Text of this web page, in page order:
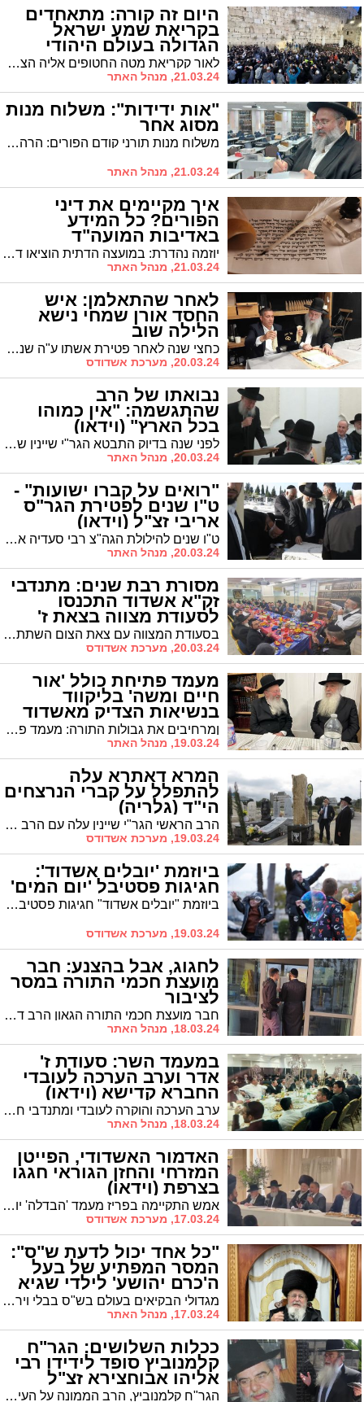
היום זה קורה: מתאחדים
בקריאת שמע ישראל
הגדולה בעולם היהודי
לאור קקריאת מטה החטופים אליה הצטרפו הרבנים הראשיים לישראל: כולנו מצטרפים לאמירת 'קריאת שמע' יחד עם כל העם היהודי
21.03.24, מנהל האתר
"אות ידידות": משלוח מנות
מסוג אחר
משלוח מנות תורני קודם הפורים: הרה"צ החיד"א אברג'ל שלח את ספרו שו"ת "ימי הפורים" לרב עובדיה דהן יו"ר המועצה הדתית
21.03.24, מנהל האתר
איך מקיימים את דיני
הפורים? כל המידע
באדיבות המועה"ד
יוזמה נהדרת: במועצה הדתית הוציאו דפי הנחיות לקראת מצוות והנהגות "ימי הפורים"
21.03.24, מנהל האתר
לאחר שהתאלמן: איש
החסד אורן שמחי נישא
הלילה שוב
כחצי שנה לאחר פטירת אשתו ע"ה שנפטרה לאחר מחלה קשה, שמחים הערב חבריו הרבים של ר' אורן בשמחתו עם הקמת ביתו בשנית. באירוע נכחו כל המי ומי
20.03.24, מערכת אשדודס
נבואתו של הרב
שהתגשמה: "אין כמוהו
בכל הארץ" (וידאו)
לפני שנה בדיוק התבטא הגר"י שיינין שליט"א: "אין כדוגמתו של ראש העיר ד"ר לסרי כמדומני בכל הארץ". שנה אחרי והנבואה התממשה
20.03.24, מנהל האתר
"רואים על קברו ישועות" -
ט"ו שנים לפטירת הגר"ס
אריבי זצ"ל (וידאו)
ט"ו שנים להילולת הגה"צ רבי סעדיה אריבי זצ"ל: הרב עובדיה דהן יו"ר המועה"ד מציין כי זוכים לראות ישועות על קברו * הגר"ח קלמנוביץ: "חדרו הצנוע של הרב זצ"ל ברבנות שימש לרבים כתל תלפיות למענה לציבור"
20.03.24, מנהל האתר
מסורת רבת שנים: מתנדבי
זק"א אשדוד התכנסו
לסעודת מצווה בצאת ז'
אדר בסעודת המצווה עם צאת הצום השתתפו מתנדבי הארגון באשדוד. מפקד המרחב אבי דרעי חיזק את ידי המתנדבים ואמר כי הם חוד החנית של כבוד המתים. מנכ"ל זק"א, דובי ויסנשטרן: "אני תפילה כי זכותו של משה רבינו ע"ה יעמוד לנו לזכות"
20.03.24, מערכת אשדודס
מעמד פתיחת כולל 'אור
חיים ומשה' בליקווד
בנשיאות הצדיק מאשדוד
ןמרחיבים את גבולות התורה: מעמד פתיחת הכולל 'אור חיים ומשה' בנשיאות האדמו"ר הגה"צ רבי דוד חנניה פינטו שליט"א נשיא ממלכת התורה "אורות חיים ומשה" בליקווד שבארה"ב
19.03.24, מנהל האתר
המרא דאתרא עלה
להתפלל על קברי הנרצחים
הי"ד (גלריה)
הרב הראשי הגר"י שיינין עלה עם הרב עובדיה דהן עם תלמידי ישיבה על קברם של הנרצחים בטבח שמחת תורה בחלקה המיוחדת לזכרם
19.03.24, מערכת אשדודס
ביוזמת 'יובלים אשדוד':
חגיגות פסטיבל 'יום המים'
ביוזמת "יובלים אשדוד" חגיגות פסטיבל יום המים ה- 3 התקיימו אתמול באשדוד בהשתתפות מאות הורים וילדים
19.03.24, מערכת אשדודס
לחגוג, אבל בהצנע: חבר
מועצת חכמי התורה במסר
לציבור
חבר מועצת חכמי התורה הגאון הרב דוד יוסף שליט״א קורא לציבור החרדי להימנע מחגיגות פורים בציבור: "להיזהר מחילול השם"
18.03.24, מנהל האתר
במעמד השר: סעודת ז'
אדר וערב הערכה לעובדי
החברא קדישא (וידאו)
ערב הערכה והוקרה לעובדי ומתנדבי חברה קדישא שע''י המועצה הדתית. הרב עובדיה דהן קצר שבחים על ניהול מוצלח מהשר הרב מלכיאלי וממנכ"ל המשרד הרב אבידן. השר מלכיאלי: המועצה הדתית באשדוד - מהיחידים שקיבלה צל"ש
18.03.24, מנהל האתר
האדמור האשדודי, הפייטן
המזרחי והחזן הגוראי חגגו
בצרפת (וידאו)
אמש התקיימה בפריז מעמד 'הבדלה' יוצא דופן בה השתתף האדמו"ר רבי יקותיאל אבוחצירא שליט"א. הנעימו בשירתם: הפייטן הנודע משה לוק והחזן יצחק מאיר הלפגוט. צפו
17.03.24, מערכת אשדודס
"כל אחד יכול לדעת ש"ס":
המסר המפתיע של בעל
ה'כרם יהושע' לילדי שגיא
ויעקב מגדולי הבקיאים בעולם בש"ס בבלי וירושלמי: בעל ה"כרם יהושע" במרכז לצעירים "ילדי שגיא ויעקב" * הבטחת הגר"י כהן: "כמעט כל אחד מסוגל להגיע לזה, והעיקר הוא שיהיה לו רצון"
17.03.24, מנהל האתר
ככלות השלושים: הגר"ח
קלמנוביץ סופד לידידו רבי
אליהו אבוחצירא זצ"ל
הגר"ח קלמנוביץ, הרב הממונה על העירובין, נפרד בטור כואב מידידו בנש"ק הרב אליהו אבוחצירא זצ"ל: "מנקיי הדעת שבעירנו"